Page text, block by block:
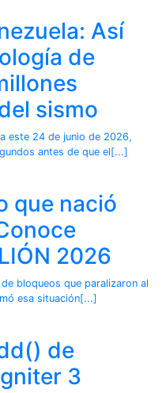
Así
de
sismo
este 24 de junio de 2026,
antes de que el[...]
que nació
2026
bloqueos que paralizaron al
esa situación[...]
de
3